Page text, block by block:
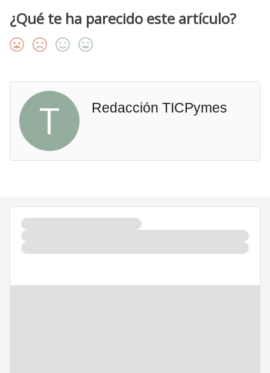
¿Qué te ha parecido este artículo?
T Redacción TICPymes